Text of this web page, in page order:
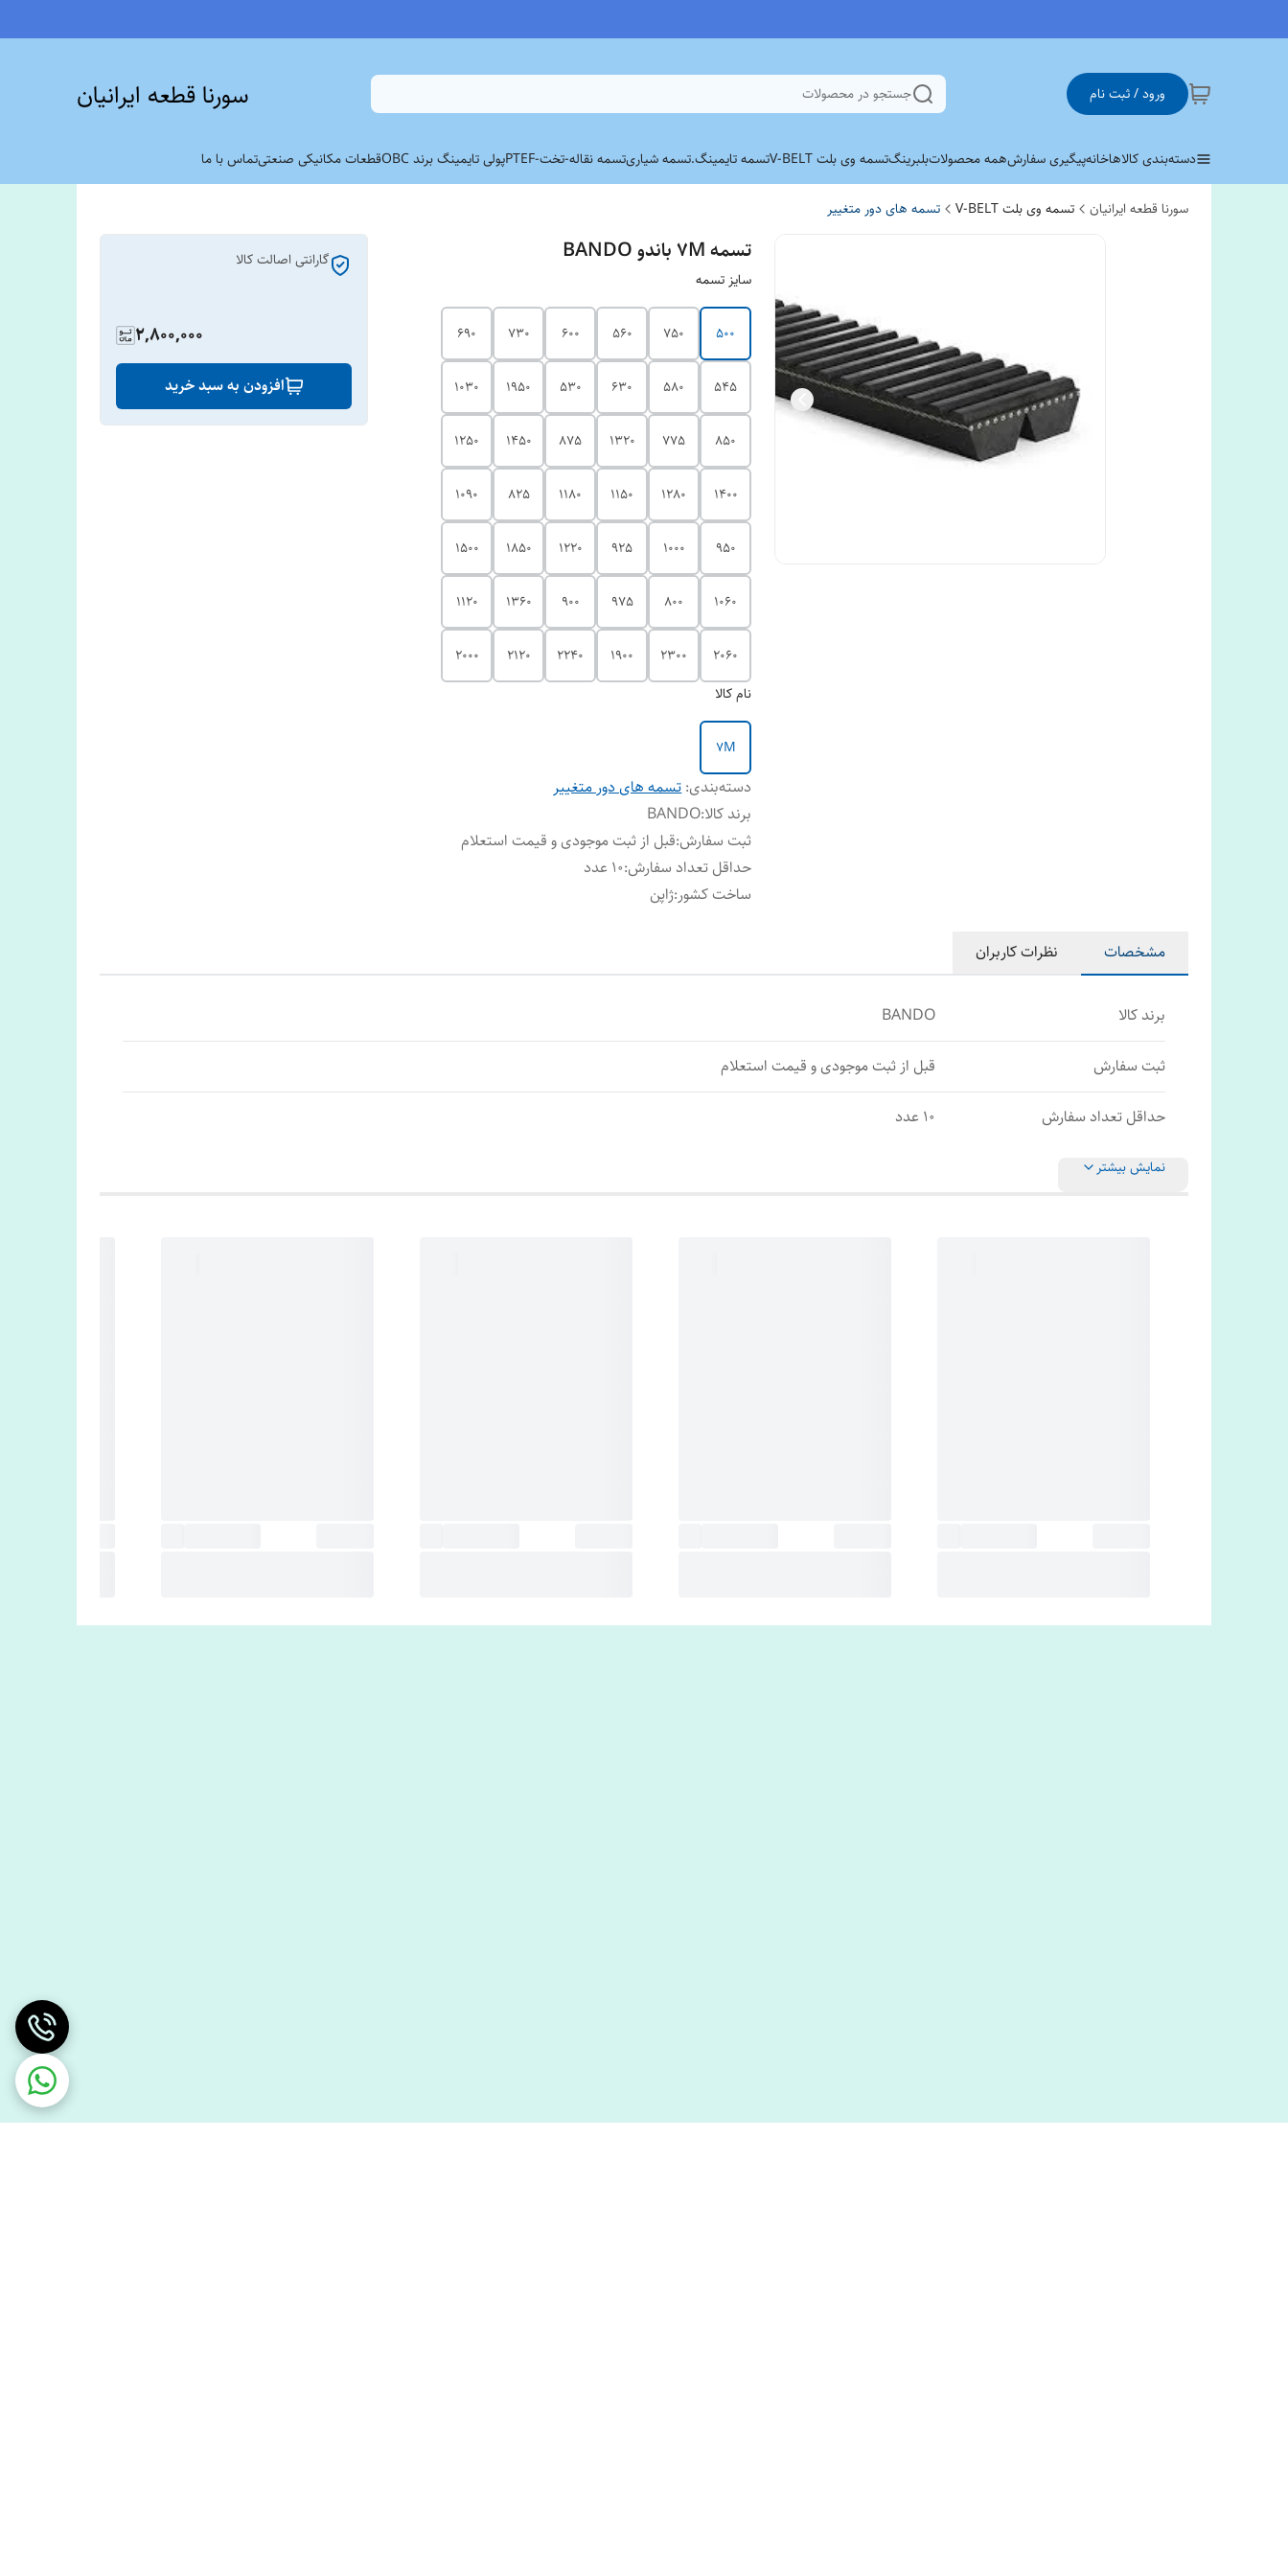
ورود / ثبت نام جستجو در محصولات سورنا قطعه ایرانیان
دسته‌بندی کالاهاخانهپیگیری سفارشهمه محصولاتبلبرینگتسمه وی بلت V-BELT تسمه تایمینگ.تسمه شیاریتسمه نقاله-تخت-PTEF پولی تایمینگ برند OBC قطعات مکانیکی صنعتیتماس با ما
سورنا قطعه ایرانیان تسمه وی بلت V-BELT تسمه های دور متغییر
تسمه 7M باندو BANDO
سایز تسمه
500
750
560
600
730
690
545
580
630
530
1950
1030
850
775
1320
875
1450
1250
1400
1280
1150
1180
825
1090
950
1000
925
1220
1850
1500
1060
800
975
900
1360
1120
2060
2300
1900
2240
2120
2000
نام کالا
7M
دسته‌بندی:تسمه های دور متغییر
برند کالا:
BANDO
ثبت سفارش:قبل از ثبت موجودی و قیمت استعلام
حداقل تعداد سفارش:10 عدد
ساخت کشور:ژاپن
گارانتی اصالت کالا
2,800,000
افزودن به سبد خرید
مشخصات نظرات کاربران
برند کالا BANDO
ثبت سفارش قبل از ثبت موجودی و قیمت استعلام
حداقل تعداد سفارش 10 عدد
نمایش بیشتر